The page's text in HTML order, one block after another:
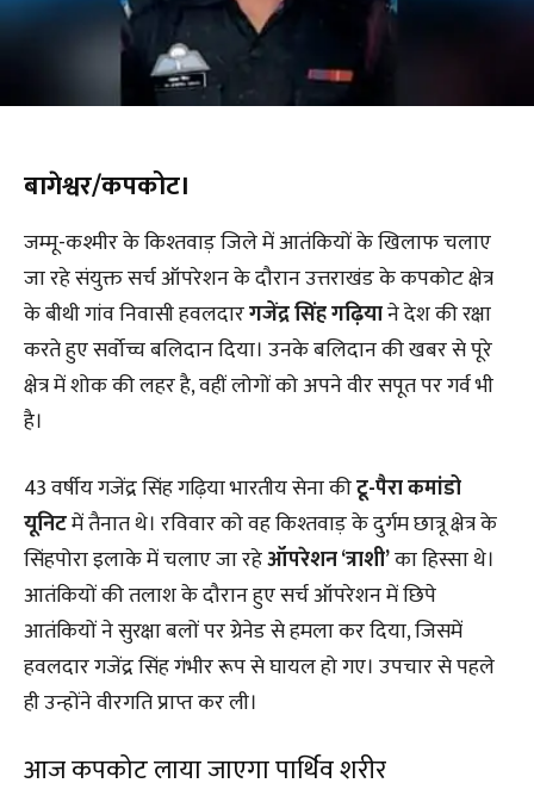
बागेश्वर/कपकोट।
जम्मू-कश्मीर के किश्तवाड़ जिले में आतंकियों के खिलाफ चलाए
जा रहे संयुक्त सर्च ऑपरेशन के दौरान उत्तराखंड के कपकोट क्षेत्र
के बीथी गांव निवासी हवलदारगजेंद्र सिंह गढ़ियाने देश की रक्षा
करते हुए सर्वोच्च बलिदान दिया। उनके बलिदान की खबर से पूरे
क्षेत्र में शोक की लहर है, वहीं लोगों को अपने वीर सपूत पर गर्व भी
है।
43 वर्षीय गजेंद्र सिंह गढ़िया भारतीय सेना कीटू-पैरा कमांडो
यूनिटमें तैनात थे। रविवार को वह किश्तवाड़ के दुर्गम छात्रू क्षेत्र के
सिंहपोरा इलाके में चलाए जा रहेऑपरेशन ‘त्राशी’का हिस्सा थे।
आतंकियों की तलाश के दौरान हुए सर्च ऑपरेशन में छिपे
आतंकियों ने सुरक्षा बलों पर ग्रेनेड से हमला कर दिया, जिसमें
हवलदार गजेंद्र सिंह गंभीर रूप से घायल हो गए। उपचार से पहले
ही उन्होंने वीरगति प्राप्त कर ली।
आज कपकोट लाया जाएगा पार्थिव शरीर